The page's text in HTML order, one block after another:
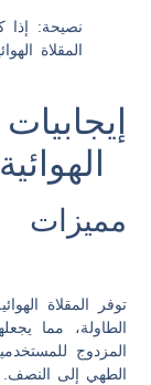
نصيحة: إذا
المقلاة
مميزات
توفر المقلاة
الطاولة، مما
المزدوج
الطهي إلى